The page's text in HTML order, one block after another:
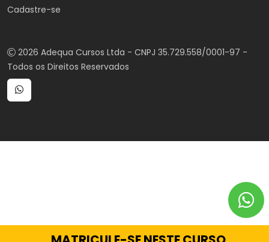
Cadastre-se
2026 Adequa Cursos Ltda - CNPJ 35.729.558/0001-97 -
Todos os Direitos Reservados